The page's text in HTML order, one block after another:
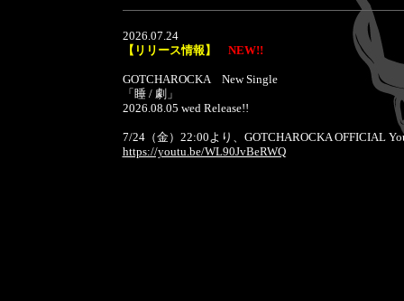
2026.07.24
【リリース情報】
NEW!!
GOTCHAROCKA New Single
「睡 / 劇」
2026.08.05 wed Release!!
7/24（金）22:00より、GOTCHAROCKA OFFICIAL
https://youtu.be/WL90JvBeRWQ